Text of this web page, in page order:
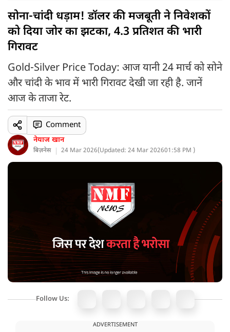
सोना-चांदी धड़ाम! डॉलर की मजबूती ने निवेशकों
को दिया जोर का झटका, 4.3 प्रतिशत की भारी
गिरावट
Gold-Silver Price Today: आज यानी 24 मार्च को सोने
और चांदी के भाव में भारी गिरावट देखी जा रही है. जानें
आज के ताजा रेट.
नेयाज खान
बिज़नेस 24 Mar 2026(Updated: 24 Mar 202601:58 PM )
Comment
Follow Us:
ADVERTISEMENT